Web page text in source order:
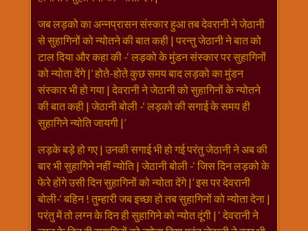
जब लड़को का अन्नप्रासन संस्कार हुआ तब देवरानी ने जेठानी
से सुहागिनों को न्योतने की बात कही | परन्तु जेठानी ने बात को
टाल दिया और कहा की -‘ लड़को के मुंडन संस्कार पर सुहागिनों
को न्योता देंगे |’ होते-होते कुछ समय बाद लड़को का मुंडन
संस्कार भी हो गया | देवरानी ने जेठानी को सुहागिनों के न्योतने
की बात कही | जेठानी बोली -‘ लड़को की सगाई के समय ही
सुहागिने न्योति जायगी |’
लड़के बड़े हो गए | उनकी सगाई भी हो गई परंतु जेठानी ने अब की
बार भी सुहागिने नहीं न्योति | जेठानी बोली -‘ जिस दिन लड़को के
फेरे होंगे उसी दिन सुहागिनों को न्योता देंगे |’ इस पर देवरानी
बोली-‘ बहिन ! तुम्हारी जब इच्छा हो तब सुहागिनों को न्योता देना |
परंतु में तो लग्न के दिन ही सुहागिने को न्योत दूंगी | ‘ देवरानी ने